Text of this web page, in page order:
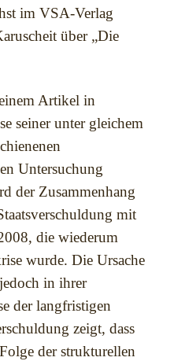
im VSA-Verlag
über „Die
Artikel in
seiner unter gleichem
Untersuchung
der Zusammenhang
mit
die wiederum
wurde. Die Ursache
in ihrer
der langfristigen
zeigt, dass
der strukturellen